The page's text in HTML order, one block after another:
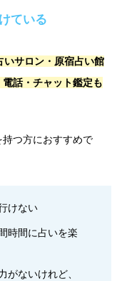
ている
いサロン・原宿占い館
電話・チャット鑑定も
つ方におすすめで
けない
時間に占いを楽
がないけれど、